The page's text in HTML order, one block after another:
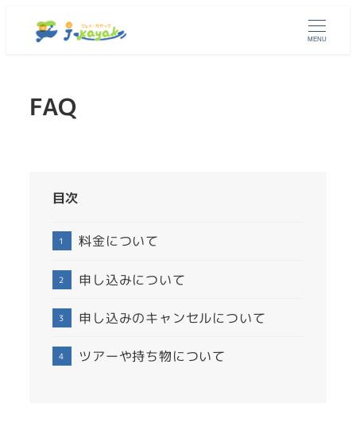
MENU
FAQ
目次
料金について
申し込みについて
申し込みのキャンセルについて
ツアーや持ち物について